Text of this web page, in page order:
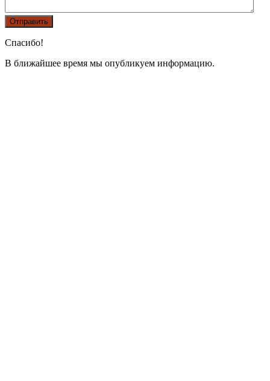
Спасибо!
В ближайшее время мы опубликуем информацию.